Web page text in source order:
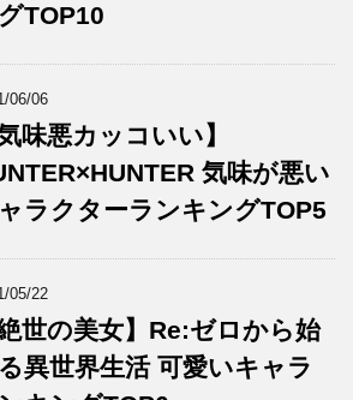
TOP10
06/06
気味悪カッコいい】
気味が悪い
ラクターランキングTOP5
05/22
絶世の美女】Re:ゼロから始
異世界生活 可愛いキャラ